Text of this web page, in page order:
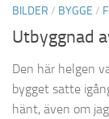
BILDER / BYGGE /
Utbyggnad
Den här helgen
bygget satte
hänt, även om